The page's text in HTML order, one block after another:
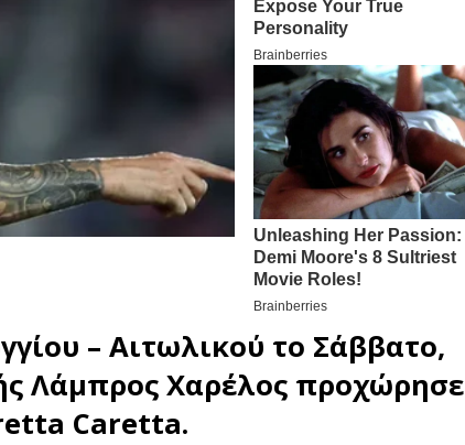
– Αιτωλικού το Σάββατο,
Λάμπρος Χαρέλος προχώρησε
Caretta.